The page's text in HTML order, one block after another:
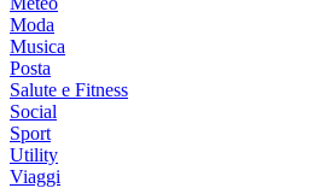
Moda
Musica
Posta
Salute e Fitness
Social
Sport
Utility
Viaggi